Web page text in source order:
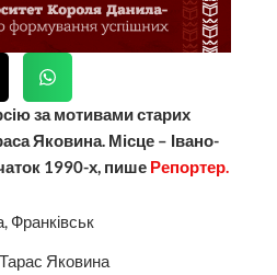
за мотивами старих
Яковина. Місце – Івано-
1990-х, пише Репортер.
Яковина